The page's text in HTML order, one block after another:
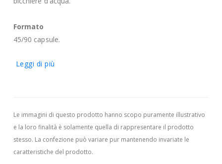
Formato
45/90 capsule.
Leggi di più
Le immagini di questo prodotto hanno scopo puramente illustrativo
e la loro finalità è solamente quella di rappresentare il prodotto
stesso. La confezione può variare pur mantenendo invariate le
caratteristiche del prodotto.